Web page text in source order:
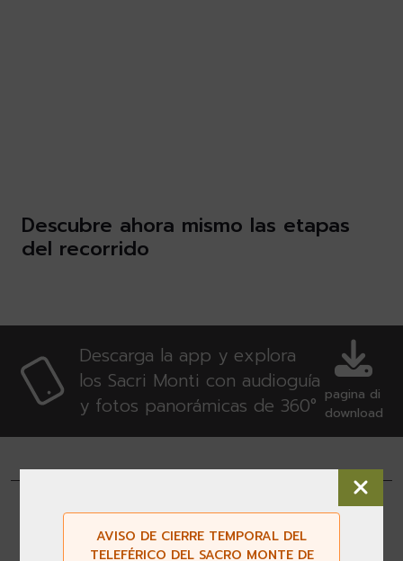
Descubre ahora mismo las etapas
del recorrido
Descarga la app y explora
los Sacri Monti con audioguía
y fotos panorámicas de 360° pagina di
download
AVISO DE CIERRE TEMPORAL DEL
TELEFÉRICO DEL SACRO MONTE DE